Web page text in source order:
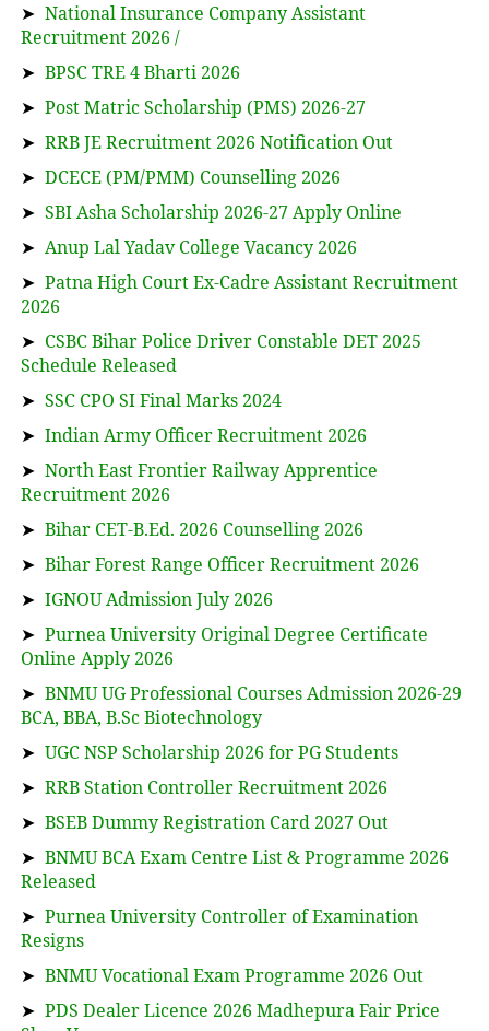
➤ National Insurance Company Assistant
Recruitment 2026 /
➤ BPSC TRE 4 Bharti 2026
➤ Post Matric Scholarship (PMS) 2026-27
➤ RRB JE Recruitment 2026 Notification Out
➤ DCECE (PM/PMM) Counselling 2026
➤ SBI Asha Scholarship 2026-27 Apply Online
➤ Anup Lal Yadav College Vacancy 2026
➤ Patna High Court Ex-Cadre Assistant Recruitment
2026
➤ CSBC Bihar Police Driver Constable DET 2025
Schedule Released
➤ SSC CPO SI Final Marks 2024
➤ Indian Army Officer Recruitment 2026
➤ North East Frontier Railway Apprentice
Recruitment 2026
➤ Bihar CET-B.Ed. 2026 Counselling 2026
➤ Bihar Forest Range Officer Recruitment 2026
➤ IGNOU Admission July 2026
➤ Purnea University Original Degree Certificate
Online Apply 2026
➤ BNMU UG Professional Courses Admission 2026-29
BCA, BBA, B.Sc Biotechnology
➤ UGC NSP Scholarship 2026 for PG Students
➤ RRB Station Controller Recruitment 2026
➤ BSEB Dummy Registration Card 2027 Out
➤ BNMU BCA Exam Centre List & Programme 2026
Released
➤ Purnea University Controller of Examination
Resigns
➤ BNMU Vocational Exam Programme 2026 Out
➤ PDS Dealer Licence 2026 Madhepura Fair Price